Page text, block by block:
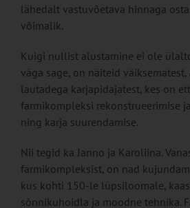
lähedalt vastuvõetava hinnaga
võimalik.
Kuigi nullist alustamine ei ole
väga sage, on näiteid
lautadega karjapidajatest, kes on
farmikompleksi rekonstrueerimise
ning karja suurendamise.
Nii tegid ka Janno ja Karoliina.
farmikompleksist, on nad
kus kohti 150-le lüpsiloomale,
sõnnikuhoidla ja moodne tehnika.